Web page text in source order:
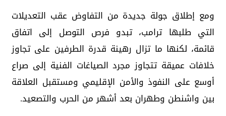
ومع إطلاق جولة جديدة من التفاوض عقب التعديلات
التي طلبها ترامب، تبدو فرص التوصل إلى اتفاق
قائمة، لكنها ما تزال رهينة قدرة الطرفين على تجاوز
خلافات عميقة تتجاوز مجرد الصياغات الفنية إلى صراع
أوسع على النفوذ والأمن الإقليمي ومستقبل العلاقة
بين واشنطن وطهران بعد أشهر من الحرب والتصعيد.